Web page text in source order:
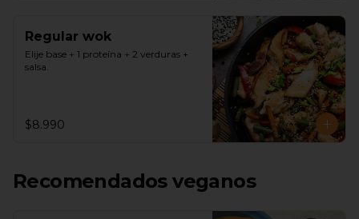
Regular wok
Elije base + 1 proteína + 2 verduras +
salsa.
$8.990
Recomendados veganos